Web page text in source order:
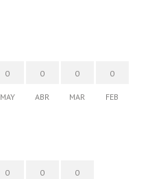
0
MAY
0
ABR
0
MAR
0
FEB
0 0 0